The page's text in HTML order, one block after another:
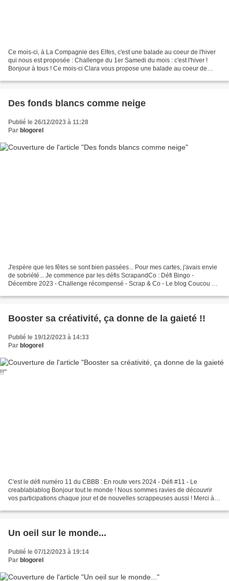
Ce mois-ci, à La Compagnie des Elfes, c'est une balade au coeur de l'hiver
qui nous est proposée : Challenge du 1er Samedi du mois : c'est l'hiver !
Bonjour à tous ! Ce mois-ci Clara vous propose une balade au coeur de
Des fonds blancs comme neige
Publié le 26/12/2023 à 11:28
Par blogorel
J'espère que les fêtes se sont bien passées... Pour mes cartes, j'avais envie
de sobriété... Je commence par les défis ScrapandCo : Défi Bingo -
Décembre 2023 - Challenge récompensé - Scrap & Co - Le blog Coucou à
Booster sa créativité, ça donne de la gaieté !!
Publié le 19/12/2023 à 14:33
Par blogorel
C'est le défi numéro 11 du CBBB : En route vers 2024 - Défi #11 - Le
creablablablog Bonjour tout le monde ! Nous sommes ravies de découvrir
vos participations chaque jour et de nouvelles scrappeuses aussi ! Merci à...
Un oeil sur le monde...
Publié le 07/12/2023 à 19:14
Par blogorel